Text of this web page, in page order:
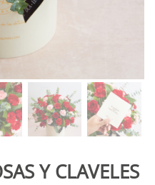
Y CLAVELES